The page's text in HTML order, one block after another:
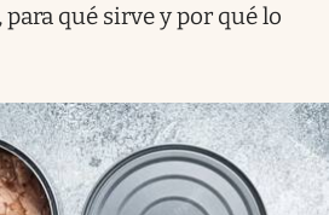
qué sirve y por qué lo